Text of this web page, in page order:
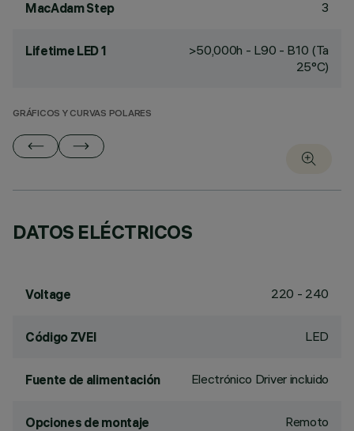
MacAdam Step 3
Lifetime LED 1
>50,000h - L90 - B10 (Ta
25°C)
GRÁFICOS Y CURVAS POLARES
DATOS ELÉCTRICOS
Voltage 220 - 240
Código ZVEI LED
Fuente de alimentación Electrónico Driver incluido
Opciones de montaje Remoto